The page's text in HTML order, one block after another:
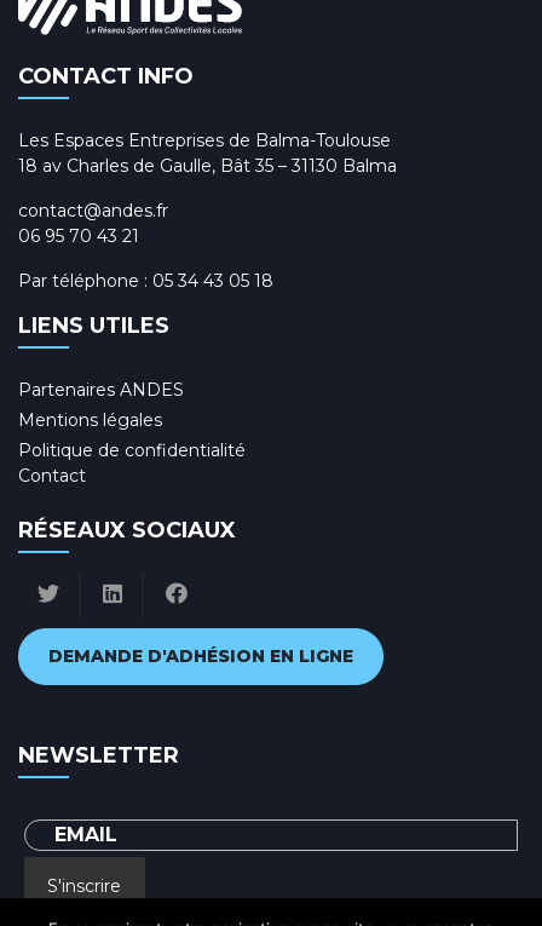
CONTACT INFO
Les Espaces Entreprises de Balma-Toulouse
18 av Charles de Gaulle, Bât 35 – 31130 Balma
contact@andes.fr
06 95 70 43 21
Par téléphone : 05 34 43 05 18
LIENS UTILES
Partenaires ANDES
Mentions légales
Politique de confidentialité
Contact
RÉSEAUX SOCIAUX
DEMANDE D'ADHÉSION EN LIGNE
NEWSLETTER
S'inscrire